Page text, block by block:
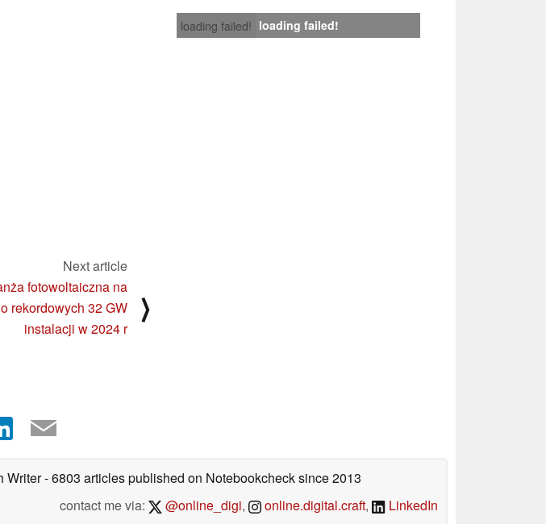
loading failed! loading failed!
Next article
fotowoltaiczna na
rekordowych 32 GW
instalacji w 2024 r
⟩
Writer- 6803 articles published on Notebookchecksince 2013
contact me via:
@online_digi, online.digital.craft, LinkedIn